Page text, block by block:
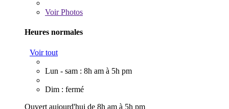
VoirPhotos
Heures normales
Voir tout
Lun - sam : 8h am à 5h pm
Dim : fermé
Ouvert aujourd'hui de 8h am à 5h pm